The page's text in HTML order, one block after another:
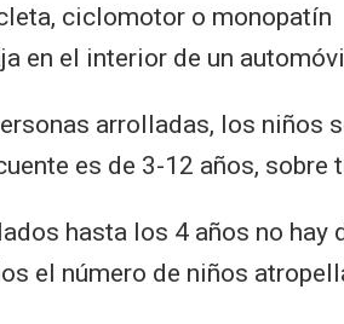
ciclomotor o monopatín
en el interior de un
arrolladas, los niños
es de 3-12 años, sobre
hasta los 4 años no hay
el número de niños